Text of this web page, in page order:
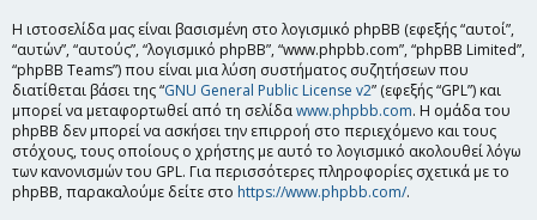
Η ιστοσελίδα μας είναι βασισμένη στο λογισμικό phpBB (εφεξής “αυτοί”,
“αυτών”, “αυτούς”, “λογισμικό phpBB”, “www.phpbb.com”, “phpBB Limited”,
“phpBB Teams”) που είναι μια λύση συστήματος συζητήσεων που
διατίθεται βάσει της “GNU General Public License v2” (εφεξής “GPL”) και
μπορεί να μεταφορτωθεί από τη σελίδαwww.phpbb.com. Η ομάδα του
phpBB δεν μπορεί να ασκήσει την επιρροή στο περιεχόμενο και τους
στόχους, τους οποίους ο χρήστης με αυτό το λογισμικό ακολουθεί λόγω
των κανονισμών του GPL. Για περισσότερες πληροφορίες σχετικά με το
phpBB, παρακαλούμε δείτε στο https://www.phpbb.com/.